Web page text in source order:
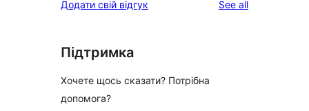
reviews
star
Додати свій відгук See allreviews
Підтримка
Хочете щось сказати? Потрібна
допомога?